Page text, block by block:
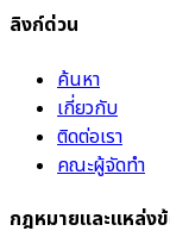
ลิงก์ด่วน
ค้นหา
เกี่ยวกับ
ติดต่อเรา
คณะผู้จัดทำ
กฎหมายและแหล่ง